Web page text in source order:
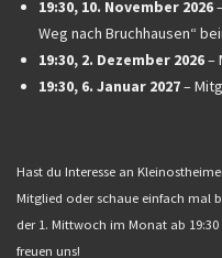
19:30, 10. November 2026
Weg nach Bruchhausen“
19:30, 2. Dezember 2026–
19:30, 6. Januar 2027–
Hast du Interesse an
Mitglied oder schaue einfach mal
der 1. Mittwoch im Monat ab
freuen uns!